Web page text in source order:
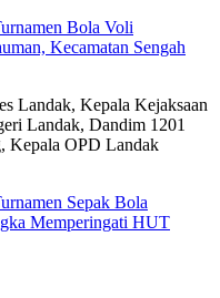
Bola Voli
Kecamatan Sengah
Landak, Kepala Kejaksaan
Landak, Dandim 1201
Kepala OPD Landak
Sepak Bola
Memperingati HUT